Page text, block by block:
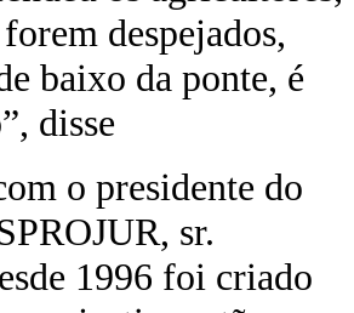
forem despejados,
baixo da ponte, é
disse
o presidente do
sr.
1996 foi criado